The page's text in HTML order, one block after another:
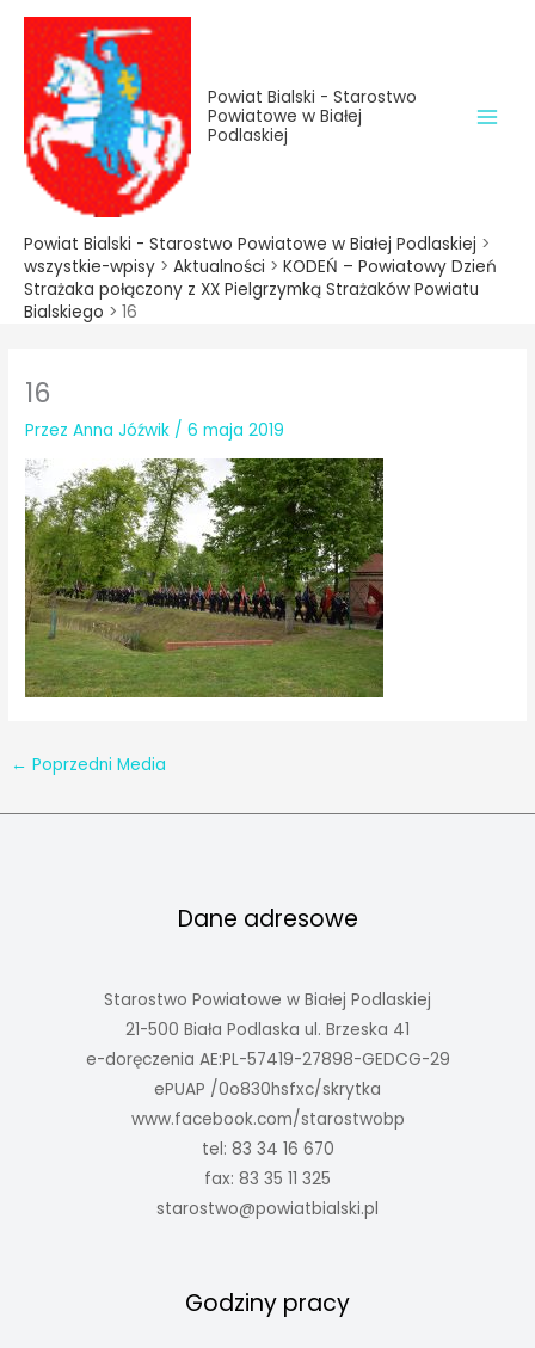
treści
Przejdź
treści
Powiat Bialski - Starostwo
Powiatowe w Białej
Podlaskiej
Powiat Bialski - Starostwo Powiatowe w Białej Podlaskiej >
wszystkie-wpisy > Aktualności > KODEŃ – Powiatowy Dzień
Strażaka połączony z XX Pielgrzymką Strażaków Powiatu
Bialskiego > 16
16
PrzezAnna Jóźwik /6 maja 2019
← Poprzedni Media
Dane adresowe
Starostwo Powiatowe w Białej Podlaskiej
21-500 Biała Podlaska ul. Brzeska 41
e-doręczenia AE:PL-57419-27898-GEDCG-29
ePUAP /0o830hsfxc/skrytka
www.facebook.com/starostwobp
tel: 83 34 16 670
fax: 83 35 11 325
starostwo@powiatbialski.pl
Godziny pracy